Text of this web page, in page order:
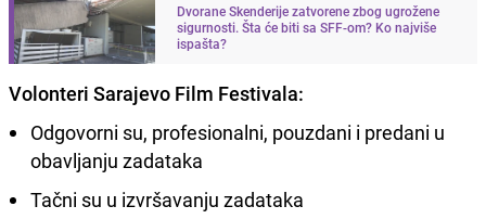
Dvorane Skenderije zatvorene zbog ugrožene
sigurnosti. Šta će biti sa SFF-om? Ko najviše
ispašta?
Volonteri Sarajevo Film Festivala:
Odgovorni su, profesionalni, pouzdani i predani u
obavljanju zadataka
Tačni su u izvršavanju zadataka